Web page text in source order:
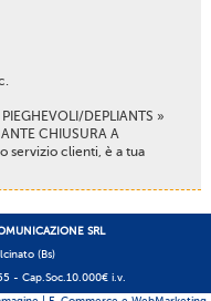
DEPLIANTS »
CHIUSURA A
servizio clienti, è a tua
SRL
(Bs)
- Cap.Soc.10.000€ i.v.